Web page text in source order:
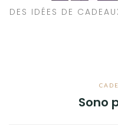
DES IDÉES DE
Sono
A PROPOS